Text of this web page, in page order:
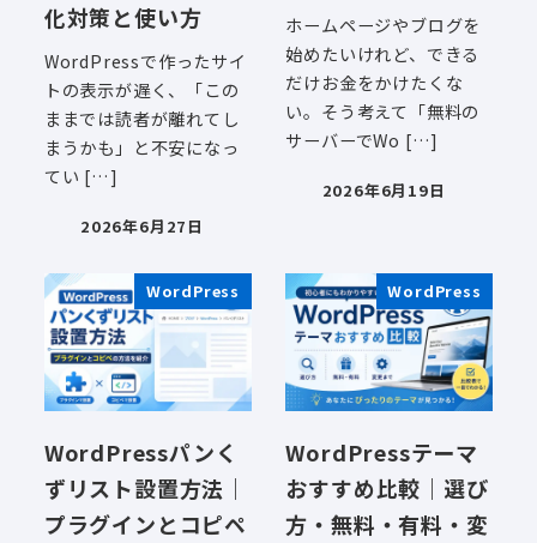
化対策と使い方
WordPressで作ったサイ
トの表示が遅く、「この
ままでは読者が離れてし
まうかも」と不安になっ
てい […]
投稿日
2026年6月27日
ホームページやブログを
始めたいけれど、できる
だけお金をかけたくな
い。そう考えて「無料の
サーバーでWo […]
投稿日
2026年6月19日
WordPress
WordPressパンく
ずリスト設置方法｜
プラグインとコピペ
WordPress
WordPressテーマ
おすすめ比較｜選び
方・無料・有料・変